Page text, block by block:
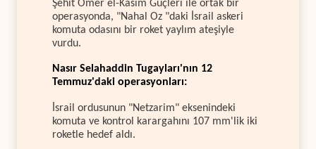
Şehit Ömer el-Kasım Güçleri ile ortak bir
operasyonda, "Nahal Oz "daki İsrail askeri
komuta odasını bir roket yaylım ateşiyle
vurdu.
Nasır Selahaddin Tugayları'nın 12
Temmuz'daki operasyonları:
İsrail ordusunun "Netzarim" eksenindeki
komuta ve kontrol karargahını 107 mm'lik iki
roketle hedef aldı.